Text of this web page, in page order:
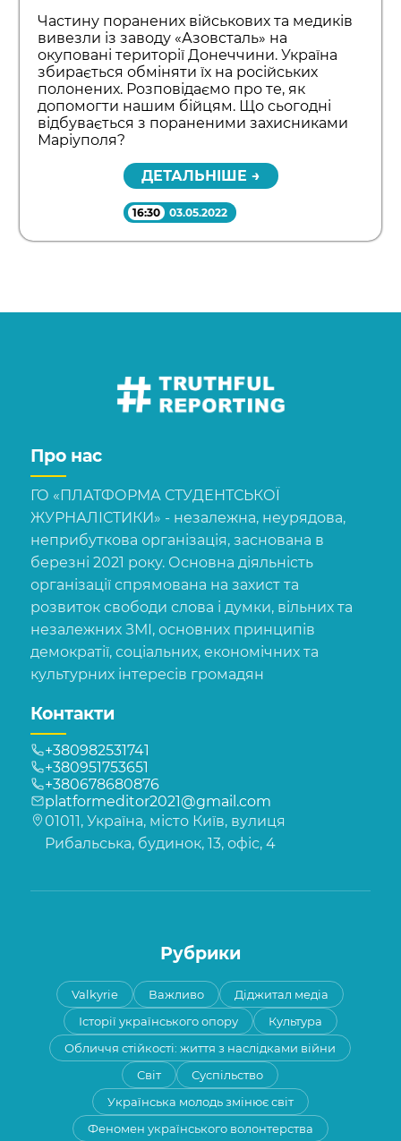
Частину поранених військових та медиків
вивезли із заводу «Азовсталь» на
окуповані території Донеччини. Україна
збирається обміняти їх на російських
полонених. Розповідаємо про те, як
допомогти нашим бійцям. Що сьогодні
відбувається з пораненими захисниками
Маріуполя?
ДЕТАЛЬНІШЕ →
16:30 03.05.2022
Про нас
ГО «ПЛАТФОРМА СТУДЕНТСЬКОЇ
ЖУРНАЛІСТИКИ» - незалежна, неурядова,
неприбуткова організація, заснована в
березні 2021 року. Основна діяльність
організації спрямована на захист та
розвиток свободи слова і думки, вільних та
незалежних ЗМІ, основних принципів
демократії, соціальних, економічних та
культурних інтересів громадян
Контакти
+380982531741
+380951753651
+380678680876
platformeditor2021@gmail.com
01011, Україна, місто Київ, вулиця
Рибальська, будинок, 13, офіс, 4
Рубрики
Valkyrie Важливо
Діджитал медіа
Історії українського опору
Культура
Обличчя стійкості: життя з наслідками війни
Світ
Суспільство
Українська молодь змінює світ
Феномен українського волонтерства